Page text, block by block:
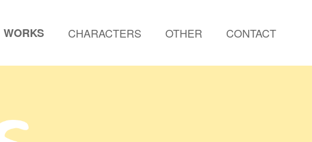
WORKS CHARACTERS OTHER CONTACT